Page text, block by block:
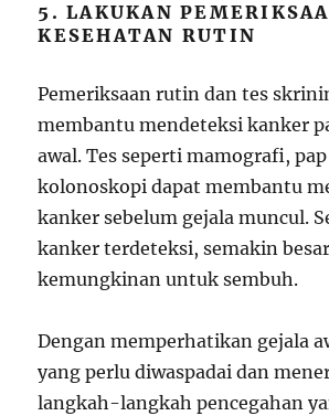
5. LAKUKAN
KESEHATAN RUTIN
Pemeriksaan rutin dan tes
membantu mendeteksi kanker
awal. Tes seperti mamografi,
kolonoskopi dapat membantu
kanker sebelum gejala muncul.
kanker terdeteksi, semakin besar
kemungkinan untuk sembuh.
Dengan memperhatikan gejala
yang perlu diwaspadai dan
langkah-langkah pencegahan